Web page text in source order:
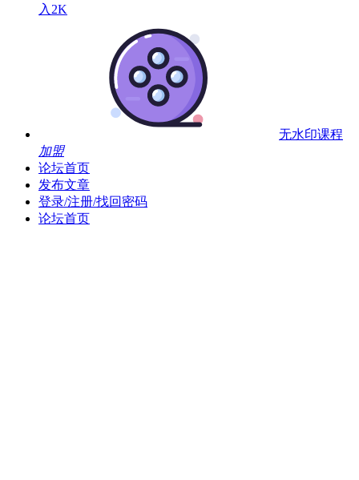
入2K
无水印课程
加盟
论坛首页
发布文章
登录/注册/找回密码
论坛首页